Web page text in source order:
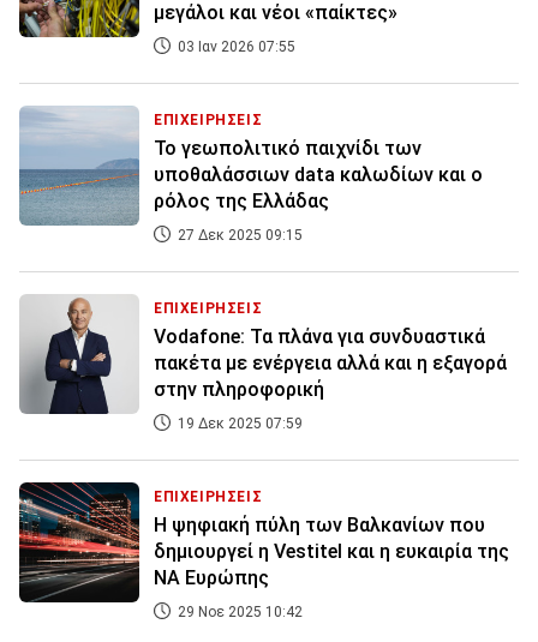
μεγάλοι και νέοι «παίκτες»
03 Ιαν 2026 07:55
ΕΠΙΧΕΙΡΗΣΕΙΣ
To γεωπολιτικό παιχνίδι των
υποθαλάσσιων data καλωδίων και ο
ρόλος της Ελλάδας
27 Δεκ 2025 09:15
ΕΠΙΧΕΙΡΗΣΕΙΣ
Vodafone: Τα πλάνα για συνδυαστικά
πακέτα με ενέργεια αλλά και η εξαγορά
στην πληροφορική
19 Δεκ 2025 07:59
ΕΠΙΧΕΙΡΗΣΕΙΣ
Η ψηφιακή πύλη των Βαλκανίων που
δημιουργεί η Vestitel και η ευκαιρία της
ΝΑ Ευρώπης
29 Νοε 2025 10:42